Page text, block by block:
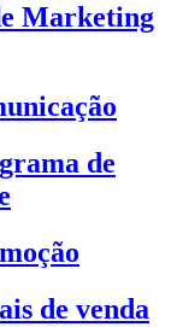
Marketing
de
de venda